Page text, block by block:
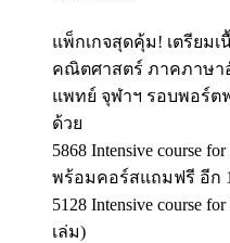
แพ็กเกจสุดคุ้ม! เตรียม
คณิตศาสตร์ ภาคภาษา
แพทย์ จุฬาฯ รอบพอร์ต
ด้วย
5868 Intensive course
พร้อมคอร์สแถมฟรี อีก
5128 Intensive course
เล่ม)